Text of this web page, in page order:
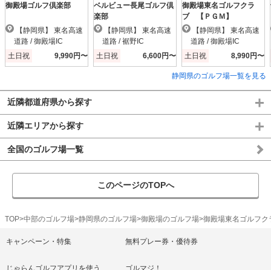
御殿場ゴルフ倶楽部
道路 / 御殿場IC
土日祝
9,990円〜
ベルビュー長尾ゴルフ倶
楽部
道路 / 裾野IC
土日祝
6,600円〜
御殿場東名ゴルフクラ
ブ 【ＰＧＭ】
道路 / 御殿場IC
土日祝
8,990円〜
静岡県のゴルフ場一覧を見る
近隣都道府県から探す
近隣エリアから探す
全国のゴルフ場一覧
このページのTOPへ
TOP 中部のゴルフ場 静岡県のゴルフ場 御殿場のゴルフ場 御殿場東名ゴルフ
キャンペーン・特集 無料プレー券・優待券
じゃらんゴルフアプリを使う ゴルマジ！